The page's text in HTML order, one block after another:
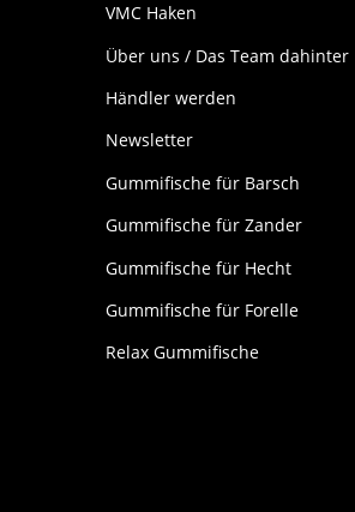
VMC Haken
Über uns / Das Team dahinter
Händler werden
Newsletter
Gummifische für Barsch
Gummifische für Zander
Gummifische für Hecht
Gummifische für Forelle
Relax Gummifische